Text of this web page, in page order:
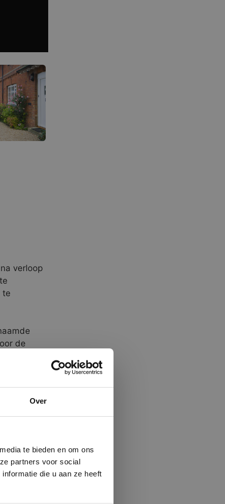
Over
te bieden en om ons
partners voor social
die u aan ze heeft
verloop
te
de
×